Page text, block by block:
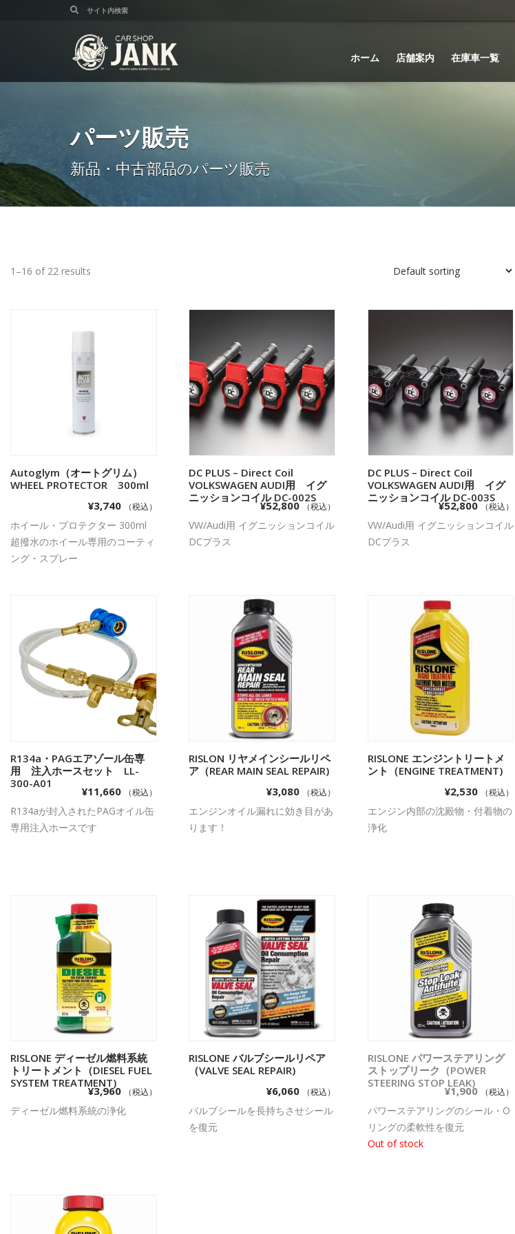
ホーム 店舗案内 在庫車一覧
パーツ販売
新品・中古部品のパーツ販売
1–16 of 22 results
お買い物カゴに追加
Autoglym（オートグリム）
WHEEL PROTECTOR 300ml
¥3,740 （税込）
ホイール・プロテクター 300ml
超撥水のホイール専用のコーティ
ング・スプレー
お買い物カゴに追加
DC PLUS – Direct Coil
VOLKSWAGEN AUDI用 イグ
ニッションコイル DC-002S
¥52,800 （税込）
VW/Audi用 イグニッションコイル
DCプラス
お買い物カゴに追加
DC PLUS – Direct Coil
VOLKSWAGEN AUDI用 イグ
ニッションコイル DC-003S
¥52,800 （税込）
VW/Audi用 イグニッションコイル
DCプラス
お買い物カゴに追加
R134a・PAGエアゾール缶専
用 注入ホースセット LL-
300-A01
¥11,660 （税込）
R134aが封入されたPAGオイル缶
専用注入ホースです
お買い物カゴに追加
RISLON リヤメインシールリペ
ア（REAR MAIN SEAL REPAIR)
¥3,080 （税込）
エンジンオイル漏れに効き目があ
ります！
お買い物カゴに追加
RISLONE エンジントリートメ
ント（ENGINE TREATMENT)
¥2,530 （税込）
エンジン内部の沈殿物・付着物の
浄化
お買い物カゴに追加
RISLONE ディーゼル燃料系統
トリートメント（DIESEL FUEL
SYSTEM TREATMENT)
¥3,960 （税込）
ディーゼル燃料系統の浄化
お買い物カゴに追加
RISLONE バルブシールリペア
（VALVE SEAL REPAIR)
¥6,060 （税込）
バルブシールを長持ちさせシール
を復元
続きを読む
RISLONE パワーステアリング
ストップリーク（POWER
STEERING STOP LEAK)
¥1,900 （税込）
パワーステアリングのシール・O
リングの柔軟性を復元
Out of stock